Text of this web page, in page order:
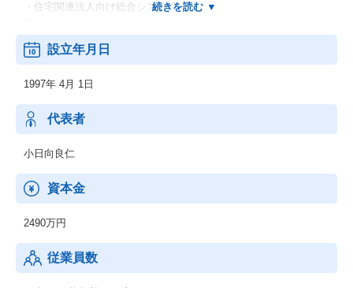
・住宅関連法人向け総合システム
◆運用保守サービス事業
・全国データセンターサービス
・LAN／WANネットワーク受託管理サービス
等
◆インターネット関連
・インターネット
・イントラネット企業システム
◆システム関連サービス事業
・システム関連機器、消耗品の販売
・コンピュータ支援サービス
設立年月日
1997年 4月 1日
代表者
小日向良仁
資本金
2490万円
従業員数